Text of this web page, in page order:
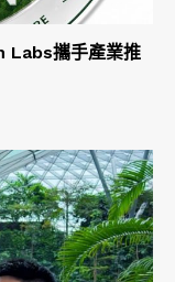
Labs攜手產業推